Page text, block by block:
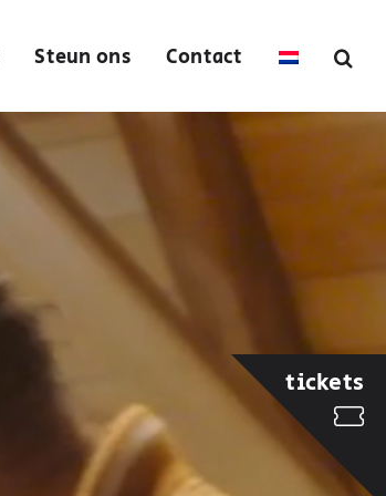
Steun ons Contact
tickets